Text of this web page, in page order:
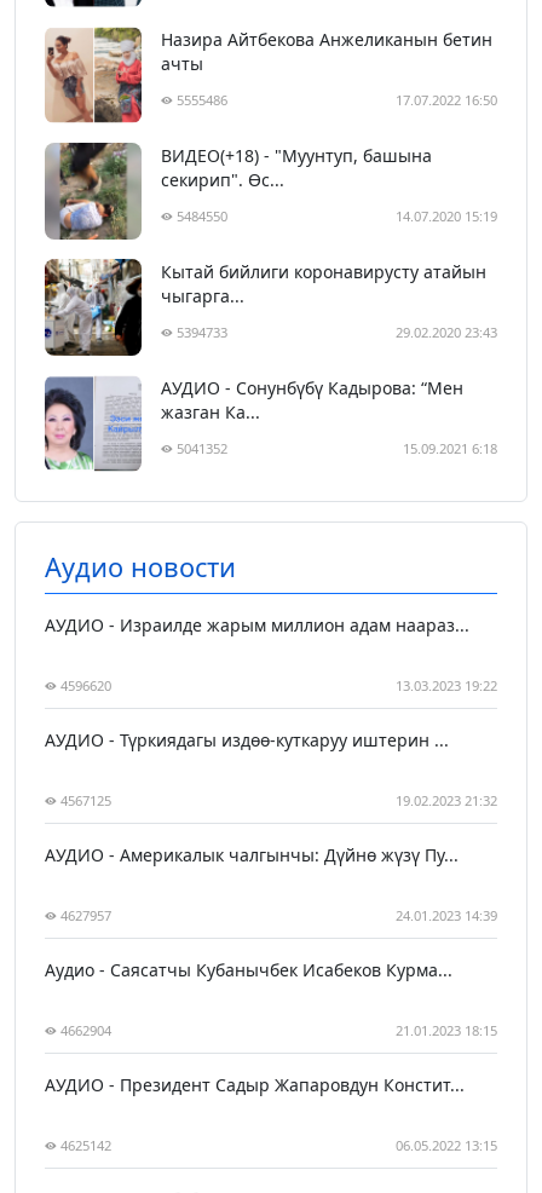
Назира Айтбекова Анжеликанын бетин
ачты
5555486 17.07.2022 16:50
ВИДЕО(+18) - "Муунтуп, башына
секирип". Өс...
5484550 14.07.2020 15:19
Кытай бийлиги коронавирусту атайын
чыгарга...
5394733 29.02.2020 23:43
АУДИО - Сонунбүбү Кадырова: “Мен
жазган Ка...
5041352 15.09.2021 6:18
Аудио новости
АУДИО - Израилде жарым миллион адам наараз...
4596620 13.03.2023 19:22
АУДИО - Түркиядагы издөө-куткаруу иштерин ...
4567125 19.02.2023 21:32
АУДИО - Америкалык чалгынчы: Дүйнө жүзү Пу...
4627957 24.01.2023 14:39
Аудио - Саясатчы Кубанычбек Исабеков Курма...
4662904 21.01.2023 18:15
АУДИО - Президент Садыр Жапаровдун Констит...
4625142 06.05.2022 13:15